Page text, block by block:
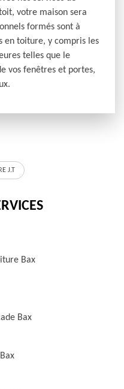
votre maison sera
formés sont à
en toiture, y compris les
telles que le
vos fenêtres et portes,
J.T
Bax
Bax